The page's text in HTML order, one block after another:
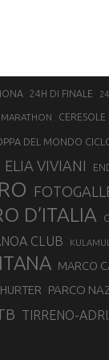
24H DI FINALE
CERESOLE
DEL MONDO
ELIA VIVIANI
D’ITALIA
CLUB
MARCO
PARCO
TIRRENO-